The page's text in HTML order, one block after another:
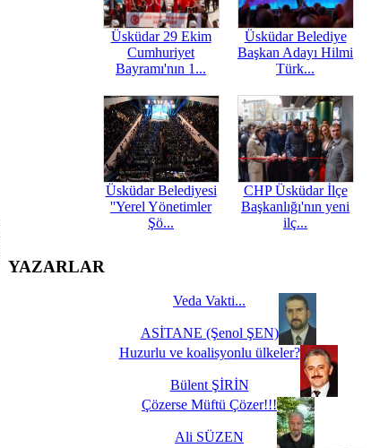
Üsküdar 29 Ekim
Cumhuriyet
Bayramı'nın 1...
Üsküdar Belediye
Başkan Adayı Hilmi
Türk...
Üsküdar Belediyesi
''Yerel Yönetimler
Şö...
CHP Üsküdar İlçe
Başkanlığı'nın yeni
ilç...
YAZARLAR
Veda Vakti...
ASİTANE (Şenol ŞEN)
Huzurlu ve koalisyonlu ülkeler?
Bülent ŞİRİN
Çözerse Müftü Çözer!!!
Ali SÜZEN